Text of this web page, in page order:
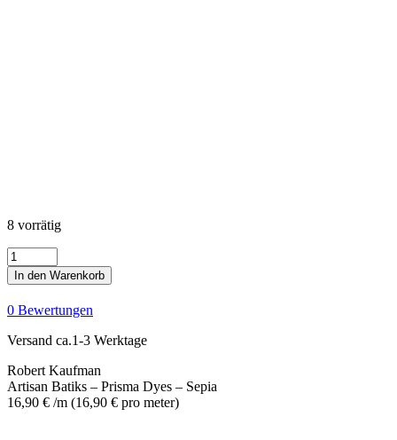
8 vorrätig
Artisan
Batiks
-
Prisma
Dyes
-
Sepia
Menge
In den Warenkorb
0 Bewertungen
Versand ca.1-3 Werktage
Robert Kaufman
Artisan Batiks – Prisma Dyes – Sepia
16,90 € /m (16,90 € pro meter)